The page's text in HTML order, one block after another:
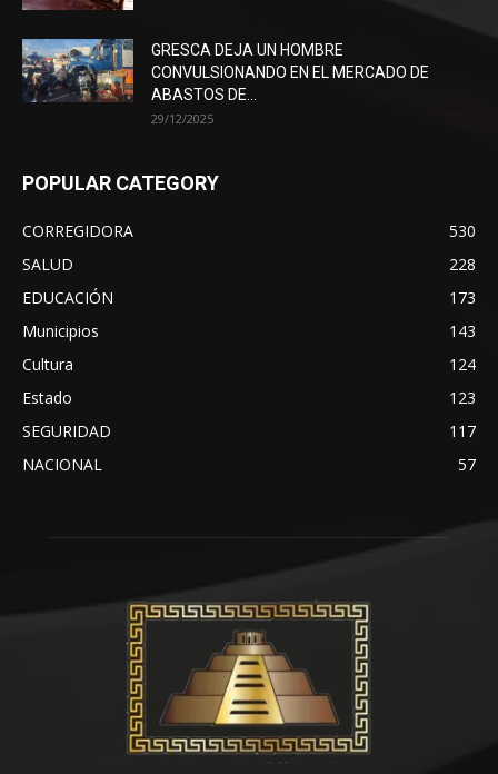
GRESCA DEJA UN HOMBRE
CONVULSIONANDO EN EL MERCADO DE
ABASTOS DE...
29/12/2025
POPULAR CATEGORY
CORREGIDORA
530
SALUD
228
EDUCACIÓN
173
Municipios
143
Cultura
124
Estado
123
SEGURIDAD
117
NACIONAL
57